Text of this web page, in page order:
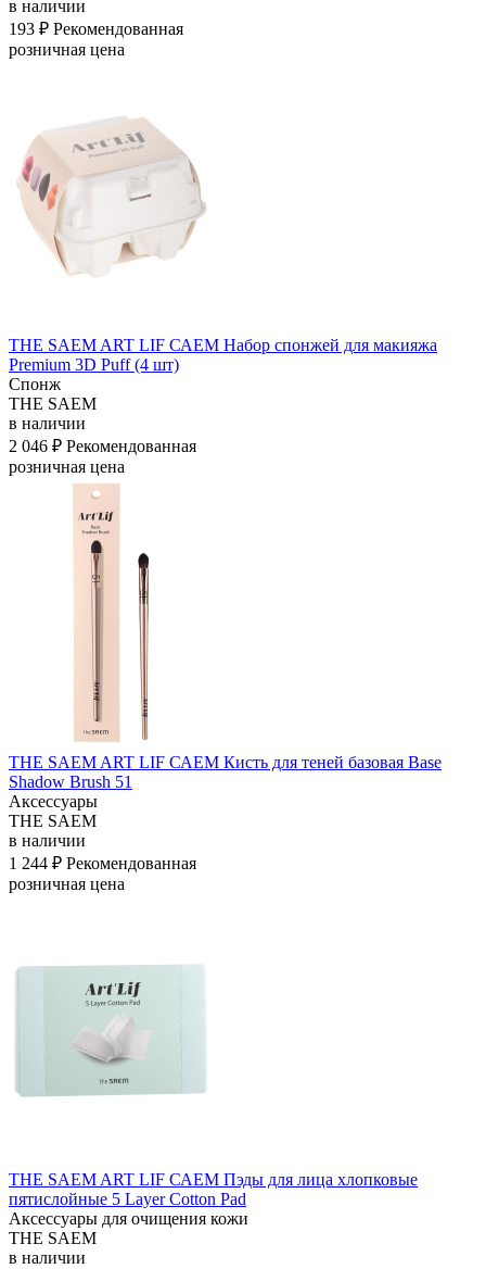
в наличии
193 ₽ Рекомендованная
розничная цена
THE SAEM ART LIF САЕМ Набор спонжей для макияжа
Premium 3D Puff (4 шт)
Спонж
THE SAEM
в наличии
2 046 ₽ Рекомендованная
розничная цена
THE SAEM ART LIF САЕМ Кисть для теней базовая Base
Shadow Brush 51
Аксессуары
THE SAEM
в наличии
1 244 ₽ Рекомендованная
розничная цена
THE SAEM ART LIF САЕМ Пэды для лица хлопковые
пятислойные 5 Layer Cotton Pad
Аксессуары для очищения кожи
THE SAEM
в наличии